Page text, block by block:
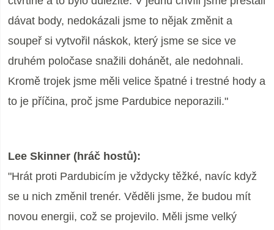
dávat body, nedokázali jsme to nějak změnit a
soupeř si vytvořil náskok, který jsme se sice ve
druhém poločase snažili dohánět, ale nedohnali.
Kromě trojek jsme měli velice špatné i trestné hody a
to je příčina, proč jsme Pardubice neporazili."
Lee Skinner (hráč hostů):
"Hrát proti Pardubicím je vždycky těžké, navíc když
se u nich změnil trenér. Věděli jsme, že budou mít
novou energii, což se projevilo. Měli jsme velký